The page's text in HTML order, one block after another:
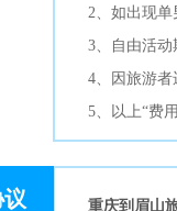
2、如出现单
3、自由活动
4、因旅游者
5、以上“费
议 重庆到眉山